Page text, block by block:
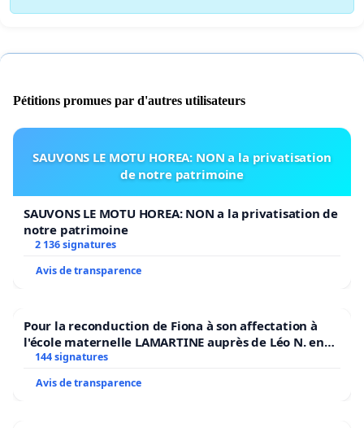
Pétitions promues par d'autres utilisateurs
SAUVONS LE MOTU HOREA: NON a la privatisation
de notre patrimoine
SAUVONS LE MOTU HOREA: NON a la privatisation de
notre patrimoine
2 136 signatures
Avis de transparence
Pour la reconduction de Fiona à son affectation à
l'école maternelle LAMARTINE auprès de Léo N. en
2026/2027
144 signatures
Avis de transparence